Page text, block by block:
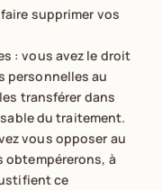
supprimer vos
: vous avez le droit
personnelles au
transférer dans
du traitement.
vous opposer au
obtempérerons, à
ce